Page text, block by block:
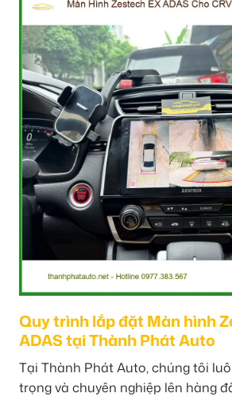
Quy trình lắp đặt Màn hình
ADAS tại Thành Phát Auto
Tại Thành Phát Auto, chúng tôi
trọng và chuyên nghiệp lên hàng